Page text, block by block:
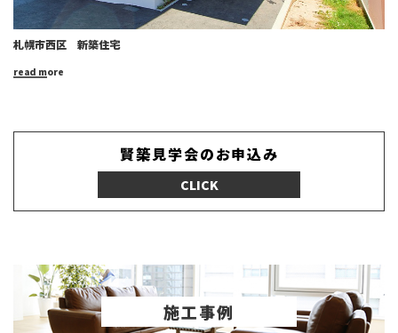
札幌市西区 新築住宅
read more
賢築見学会のお申込み
CLICK
施工事例